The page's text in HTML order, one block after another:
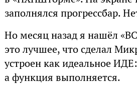
заполнялся прогрессбар.
Но месяц назад я нашёл
это лучшее, что сделал
устроен как идеальное
а функция выполняется.